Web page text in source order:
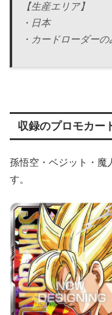
【生産エリア】
・日本
・カードローダー
収録のプロモカー
孫悟空・ベジット・魔
す。